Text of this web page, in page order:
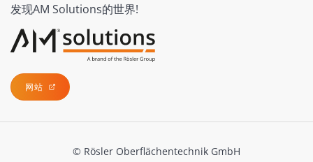
发现AM Solutions的世界!
网站
© Rösler Oberflächentechnik GmbH